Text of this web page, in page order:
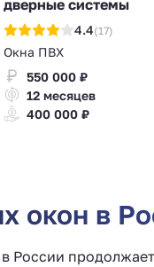
дверные системы
4.4(17)
Окна ПВХ
550 000 ₽
12 месяцев
400 000 ₽
окон в
России